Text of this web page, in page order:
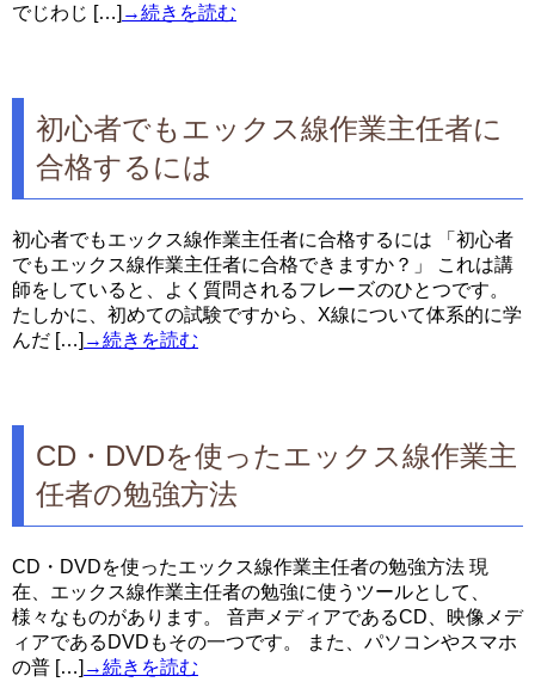
でじわじ […] →続きを読む
初心者でもエックス線作業主任者に
合格するには
初心者でもエックス線作業主任者に合格するには 「初心者
でもエックス線作業主任者に合格できますか？」 これは講
師をしていると、よく質問されるフレーズのひとつです。
たしかに、初めての試験ですから、X線について体系的に学
んだ […] →続きを読む
CD・DVDを使ったエックス線作業主
任者の勉強方法
CD・DVDを使ったエックス線作業主任者の勉強方法 現
在、エックス線作業主任者の勉強に使うツールとして、
様々なものがあります。 音声メディアであるCD、映像メデ
ィアであるDVDもその一つです。 また、パソコンやスマホ
の普 […] →続きを読む